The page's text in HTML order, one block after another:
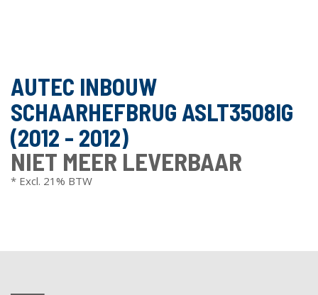
AUTEC INBOUW
SCHAARHEFBRUG ASLT3508IG
(2012 - 2012)
NIET MEER LEVERBAAR
* Excl. 21% BTW